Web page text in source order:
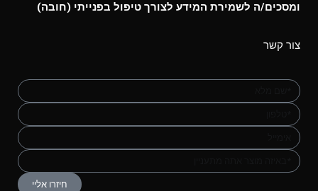
ומסכים/ה לשמירת המידע לצורך טיפול בפנייתי (חובה)
צור קשר
חיזרו אליי